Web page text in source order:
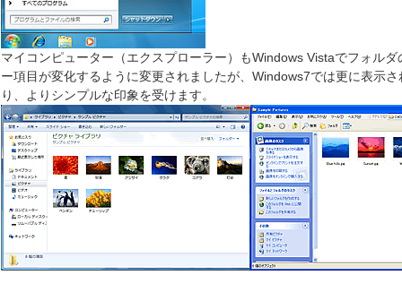
マイコンピューター（エクスプローラー）もWindows Vistaでフォル
ー項目が変化するように変更されましたが、Windows7では更に表示
り、よりシンプルな印象を受けます。